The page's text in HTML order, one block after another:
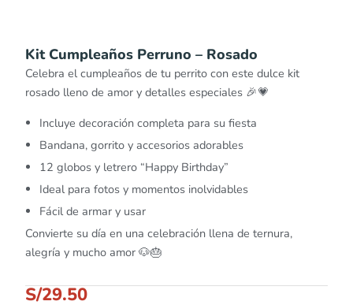
Kit Cumpleaños Perruno – Rosado
Celebra el cumpleaños de tu perrito con este dulce kit
rosado lleno de amor y detalles especiales 🎉💗
Incluye decoración completa para su fiesta
Bandana, gorrito y accesorios adorables
12 globos y letrero “Happy Birthday”
Ideal para fotos y momentos inolvidables
Fácil de armar y usar
Convierte su día en una celebración llena de ternura,
alegría y mucho amor 🐶🎂
S/29.50